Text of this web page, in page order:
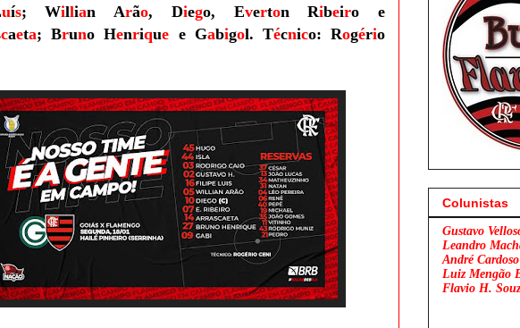
uís; Willian Arão, Diego, Everton Ribeiro e
caeta; Bruno Henrique e Gabigol. Técnico: Rogério
Colunistas
Gustavo
Leandro
André Cardoso
Luiz Mengão
Flavio H.